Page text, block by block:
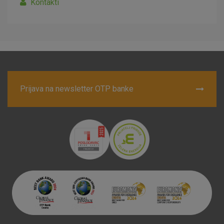
Kontakti
Prijava na newsletter OTP banke
o njima, ali u tom slučaju neki dijelovi stranice neće raditi. Ti
Detaljnije informacije o kolačićima